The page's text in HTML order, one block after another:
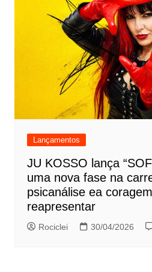
Lançamentos
JU KOSSO lança
uma nova fase na
psicanálise ea
reapresentar
Rociclei 30/04/2026